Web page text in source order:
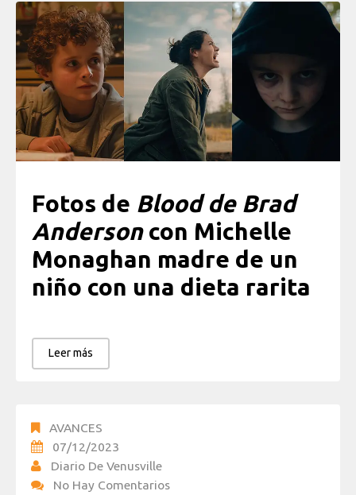
Fotos de Blood de Brad
Andersoncon Michelle
Monaghan madre de un
niño con una dieta rarita
Leer más
AVANCES
07/12/2023
Diario De Venusville
No Hay Comentarios